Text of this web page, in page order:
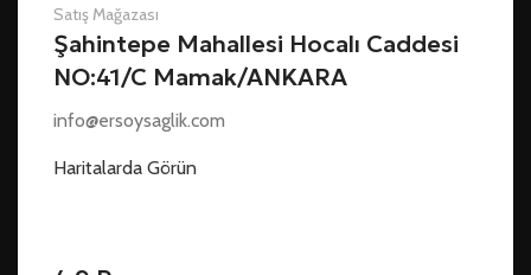
Satış Mağazası
Şahintepe Mahallesi Hocalı Caddesi
NO:41/C Mamak/ANKARA
info@ersoysaglik.com
Haritalarda Görün